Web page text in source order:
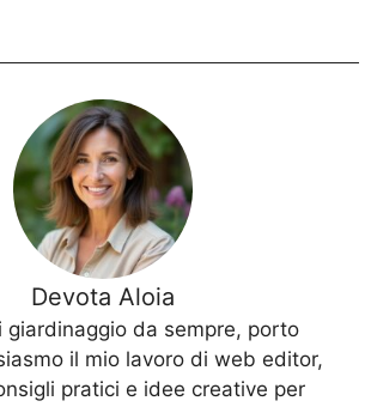
Devota Aloia
giardinaggio da sempre, porto
il mio lavoro di web editor,
pratici e idee creative per